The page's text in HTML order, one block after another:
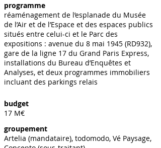
programme
réaménagement de l’esplanade du Musée
de l’Air et de l’Espace et des espaces publics
situés entre celui-ci et le Parc des
expositions : avenue du 8 mai 1945 (RD932),
gare de la ligne 17 du Grand Paris Express,
installations du Bureau d’Enquêtes et
Analyses, et deux programmes immobiliers
incluant des parkings relais
budget
17 M€
groupement
Artelia (mandataire), todomodo, Vé Paysage,